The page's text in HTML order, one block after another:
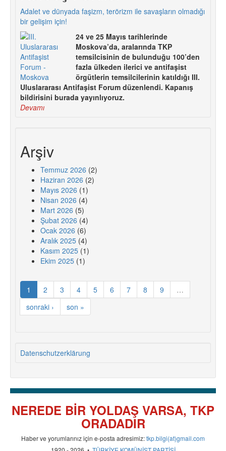
Adalet ve dünyada faşizm, terörizm ile savaşların olmadığı
bir gelişim için!
24 ve 25 Mayıs tarihlerinde
Moskova’da, aralarında TKP
temsilcisinin de bulunduğu 100’den
fazla ülkeden ilerici ve antifaşist
örgütlerin temsilcilerinin katıldığı III.
Uluslararası Antifaşist Forum düzenlendi. Kapanış
bildirisini burada yayınlıyoruz.
Devamı
Arşiv
Temmuz 2026 (2)
Haziran 2026 (2)
Mayıs 2026 (1)
Nisan 2026 (4)
Mart 2026 (5)
Şubat 2026 (4)
Ocak 2026 (6)
Aralık 2025 (4)
Kasım 2025 (1)
Ekim 2025 (1)
1 2 3 4 5 6 7 8 9
…
sonraki ›
son »
Datenschutzerklärung
NEREDE BİR YOLDAŞ VARSA, TKP
ORADADIR
Haber ve yorumlarınız için e-posta adresimiz:tkp.bilgi(at)gmail.com